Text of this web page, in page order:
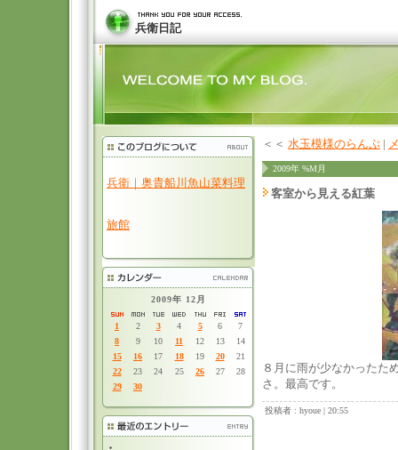
兵衛日記
兵衛｜奥貴船川魚山菜料理
旅館
2009年 12月
1 2 3 4 5 6
7
8
9 10 11 12 13
14
15
16 17 18 19 20
21
22
23 24 25 26 27
28
29
30
＜＜ 水玉模様のらんぷ |
2009年 %M月
客室から見える紅葉
８月に雨が少なかったた
さ。最高です。
投稿者 : hyoue | 20:55